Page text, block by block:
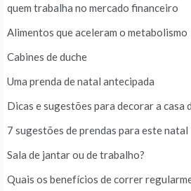
quem trabalha no mercado financeiro
Alimentos que aceleram o metabolismo
Cabines de duche
Uma prenda de natal antecipada
Dicas e sugestões para decorar a casa
7 sugestões de prendas para este natal
Sala de jantar ou de trabalho?
Quais os benefícios de correr